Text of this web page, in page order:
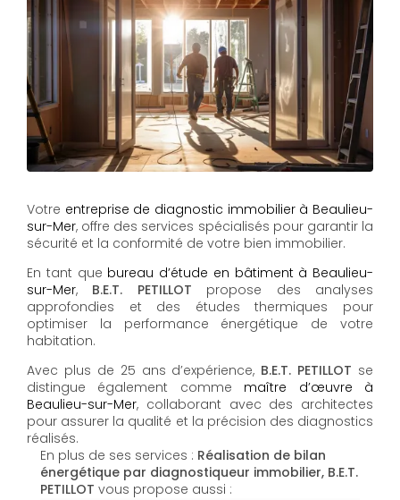
Votre entreprise de diagnostic immobilier à Beaulieu-
sur-Mer, offre des services spécialisés pour garantir la
sécurité et la conformité de votre bien immobilier.
En tant que bureau d’étude en bâtiment à Beaulieu-
sur-Mer, B.E.T. PETILLOT propose des analyses
approfondies et des études thermiques pour
optimiser la performance énergétique de votre
habitation.
Avec plus de 25 ans d’expérience, B.E.T. PETILLOT se
distingue également comme maître d’œuvre à
Beaulieu-sur-Mer, collaborant avec des architectes
pour assurer la qualité et la précision des diagnostics
réalisés.
En plus de ses services : Réalisation de bilan
énergétique par diagnostiqueur immobilier, B.E.T.
PETILLOT vous propose aussi :